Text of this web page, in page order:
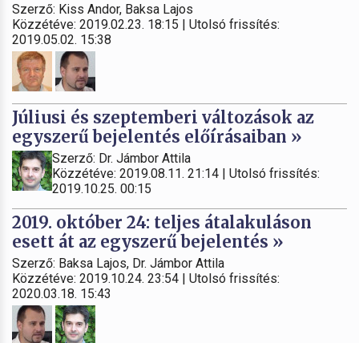
Szerző: Kiss Andor, Baksa Lajos
Közzétéve: 2019.02.23. 18:15 | Utolsó frissítés:
2019.05.02. 15:38
Júliusi és szeptemberi változások az
egyszerű bejelentés előírásaiban »
Szerző: Dr. Jámbor Attila
Közzétéve: 2019.08.11. 21:14 | Utolsó frissítés:
2019.10.25. 00:15
2019. október 24: teljes átalakuláson
esett át az egyszerű bejelentés »
Szerző: Baksa Lajos, Dr. Jámbor Attila
Közzétéve: 2019.10.24. 23:54 | Utolsó frissítés:
2020.03.18. 15:43